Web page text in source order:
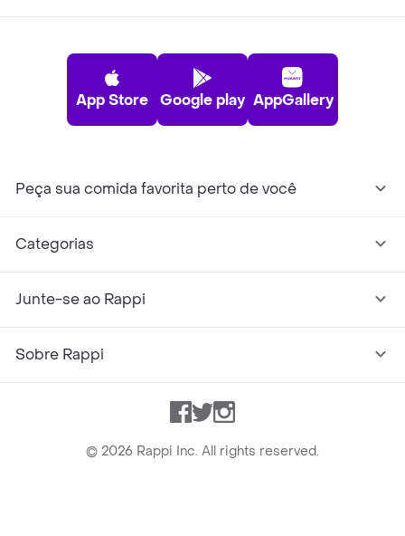
App Store Google play AppGallery
Peça sua comida favorita perto de você
Categorias
Junte-se ao Rappi
Sobre Rappi
Facebook
TwitterInstagram
© 2026 Rappi Inc. All rights reserved.